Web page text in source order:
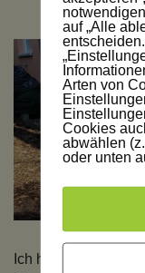
Ich habe schon
auf „Alle
Arten von
Cookies
abwählen
oder unten